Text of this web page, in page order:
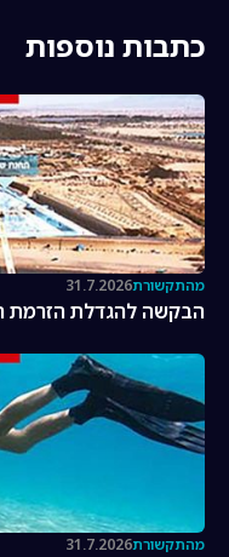
כתבות נוספות
מהתקשורת31.7.2026
הבקשה להגדלת הזרמת
מהתקשורת31.7.2026